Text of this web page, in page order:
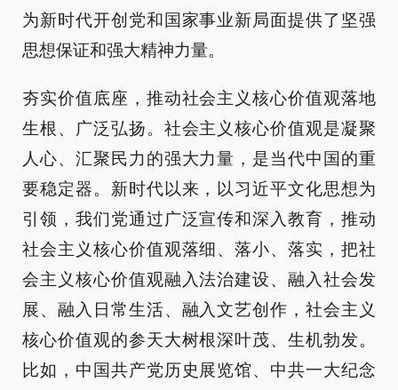
为新时代开创党和国家事业新局面提供了坚强
思想保证和强大精神力量。
夯实价值底座，推动社会主义核心价值观落地
生根、广泛弘扬。社会主义核心价值观是凝聚
人心、汇聚民力的强大力量，是当代中国的重
要稳定器。新时代以来，以习近平文化思想为
引领，我们党通过广泛宣传和深入教育，推动
社会主义核心价值观落细、落小、落实，把社
会主义核心价值观融入法治建设、融入社会发
展、融入日常生活、融入文艺创作，社会主义
核心价值观的参天大树根深叶茂、生机勃发。
比如，中国共产党历史展览馆、中共一大纪念